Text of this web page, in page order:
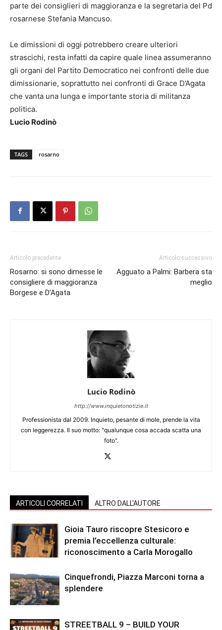
parte dei consiglieri di maggioranza e la segretaria del Pd
rosarnese Stefania Mancuso.
Le dimissioni di oggi potrebbero creare ulteriori
strascichi, resta infatti da capire quale linea assumeranno
gli organi del Partito Democratico nei confronti delle due
dimissionarie, soprattutto nei confronti di Grace D’Agata
che vanta una lunga e importante storia di militanza
politica.
Lucio Rodinò
TAGS rosarno
Articolo precedente
Rosarno: si sono dimesse le
consigliere di maggioranza
Borgese e D’Agata
Articolo successivo
Agguato a Palmi: Barbera sta
meglio
Lucio Rodinò
http://www.inquietonotizie.it
Professionista dal 2009. Inquieto, pesante di mole, prende la vita
con leggerezza. Il suo motto: "qualunque cosa accada scatta una
foto".
ARTICOLI CORRELATI ALTRO DALL'AUTORE
Gioia Tauro riscopre Stesicoro e
premia l’eccellenza culturale:
riconoscimento a Carla Morogallo
Cinquefrondi, Piazza Marconi torna a
splendere
STREETBALL 9 – BUILD YOUR